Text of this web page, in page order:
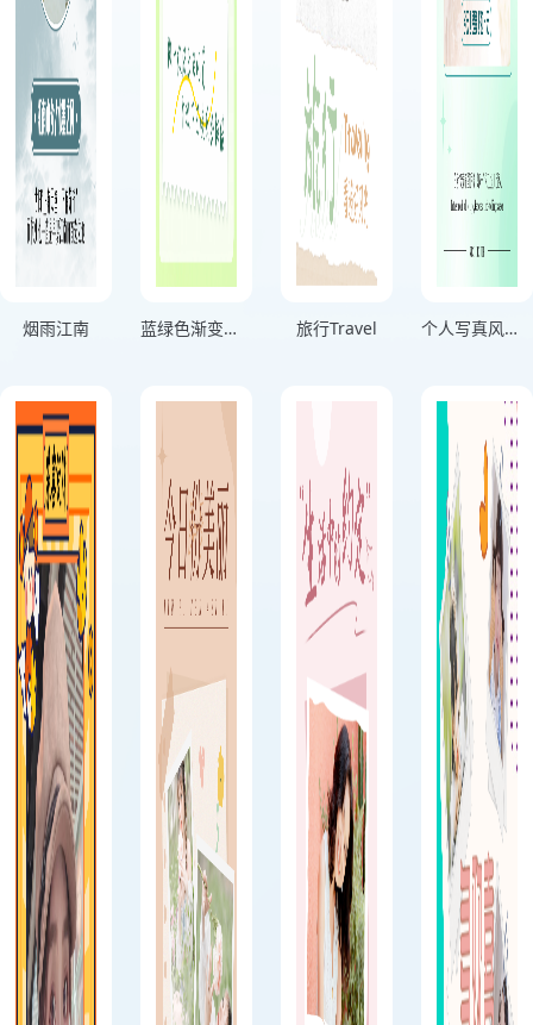
烟雨江南 蓝绿色渐变分享生活记录海报 旅行Travel 个人写真风格用微笑击退困难绿色竖版海报